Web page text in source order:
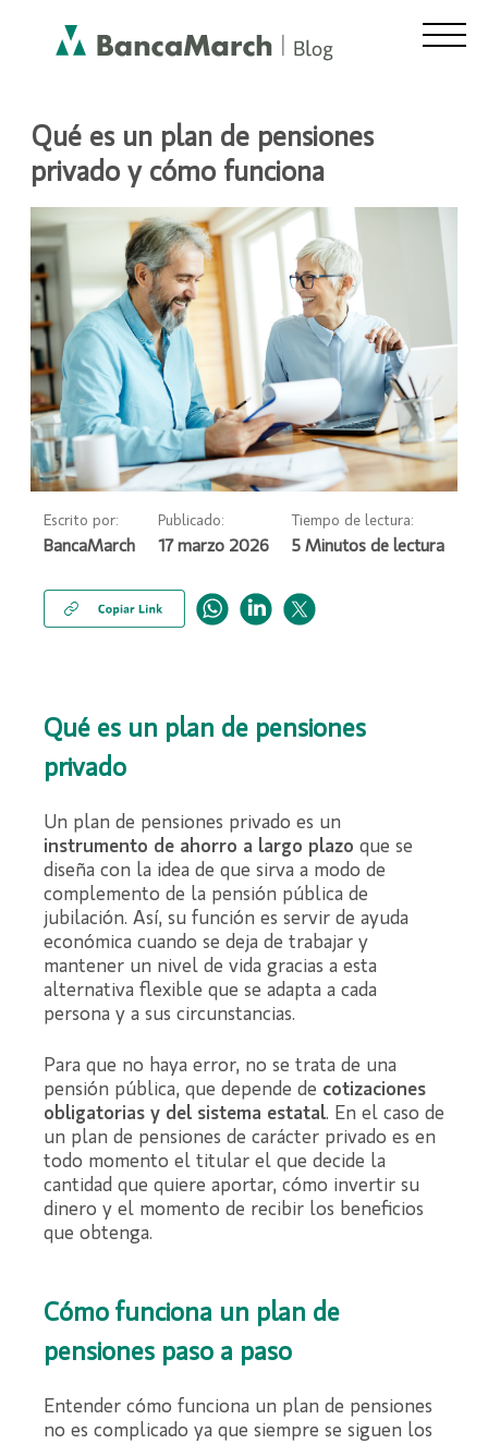
Qué es un plan de pensiones
privado y cómo funciona
Escrito por:
BancaMarch
Publicado:
17 marzo 2026
Tiempo de lectura:
Qué es un plan de pensiones
privado
Un plan de pensiones privado es un
instrumento de ahorro a largo plazo que se
diseña con la idea de que sirva a modo de
complemento de la pensión pública de
jubilación. Así, su función es servir de ayuda
económica cuando se deja de trabajar y
mantener un nivel de vida gracias a esta
alternativa flexible que se adapta a cada
persona y a sus circunstancias.
Para que no haya error, no se trata de una
pensión pública, que depende de cotizaciones
obligatorias y del sistema estatal. En el caso de
un plan de pensiones de carácter privado es en
todo momento el titular el que decide la
cantidad que quiere aportar, cómo invertir su
dinero y el momento de recibir los beneficios
que obtenga.
Cómo funciona un plan de
pensiones paso a paso
Entender cómo funciona un plan de pensiones
no es complicado ya que siempre se siguen los